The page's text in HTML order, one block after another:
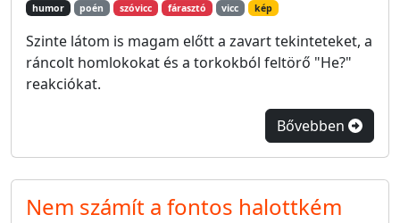
humor poén szóvicc fárasztó vicc kép
Szinte látom is magam előtt a zavart tekinteteket, a
ráncolt homlokokat és a torkokból feltörő "He?"
reakciókat.
Bővebben
Nem számít a fontos halottkém